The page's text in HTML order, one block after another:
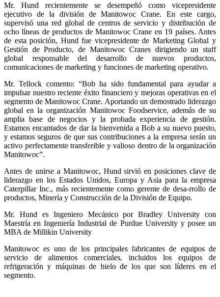
Mr. Hund recientemente se desempeñó como vicepresidente
ejecutivo de la división de Manitowoc Crane. En este cargo,
supervisó una red global de centros de servicio y distribución de
ocho líneas de productos de Manitowoc Crane en 19 países. Antes
de esta posición, Hund fue vicepresidente de Marketing Global y
Gestión de Producto, de Manitowoc Cranes dirigiendo un staff
global responsable del desarrollo de nuevos productos,
comunicaciones de marketing y funciones de marketing operativo.
Mr. Tellock comento: “Bob ha sido fundamental para ayudar a
impulsar nuestro reciente éxito financiero y mejoras operativas en el
segmento de Manitowoc Crane. Aportando un demostrado liderazgo
global en la organización Manitowoc Foodservice, además de su
amplia base de negocios y la probada experiencia de gestión.
Estamos encantados de dar la bienvenida a Bob a su nuevo puesto,
y estamos seguros de que sus contribuciones a la empresa serán un
activo perfectamente transferible y valioso dentro de la organización
Manitowoc”.
Antes de unirse a Manitowoc, Hund sirvió en posiciones clave de
liderazgo en los Estados Unidos, Europa y Asia para la empresa
Caterpillar Inc., más recientemente como gerente de desa-rrollo de
productos, Minería y Construcción de la División de Equipo.
Mr. Hund es Ingeniero Mecánico por Bradley University con
Maestría en Ingeniería Industrial de Purdue University y posee un
MBA de Millikin University
Manitowoc es uno de los principales fabricantes de equipos de
servicio de alimentos comerciales, incluidos los equipos de
refrigeración y máquinas de hielo de los que son líderes en el
segmento.